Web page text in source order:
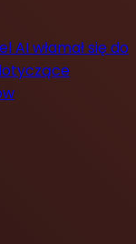
AI włamał się do